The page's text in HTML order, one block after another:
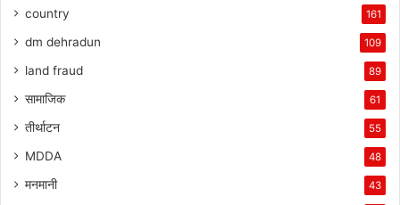
country 161
dm dehradun 109
land fraud 89
सामाजिक 61
तीर्थाटन 55
MDDA 48
मनमानी 43